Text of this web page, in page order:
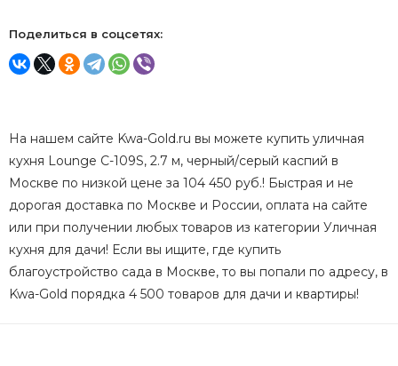
Поделиться в соцсетях:
На нашем сайте Kwa-Gold.ru вы можете купить уличная
кухня Lounge C-109S, 2.7 м, черный/серый каспий в
Москве по низкой цене за 104 450 руб.! Быстрая и не
дорогая доставка по Москве и России, оплата на сайте
или при получении любых товаров из категории Уличная
кухня для дачи! Если вы ищите, где купить
благоустройство сада в Москве, то вы попали по адресу, в
Kwa-Gold порядка 4 500 товаров для дачи и квартиры!